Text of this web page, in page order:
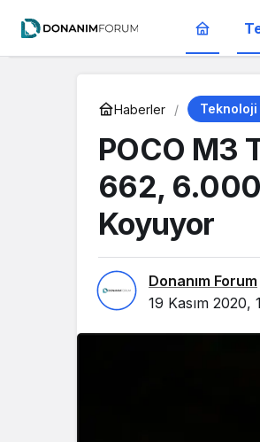
Haberler
POCO M3
662, 6.000
Koyuyor
Donanım Forum
19 Kasım 2020,